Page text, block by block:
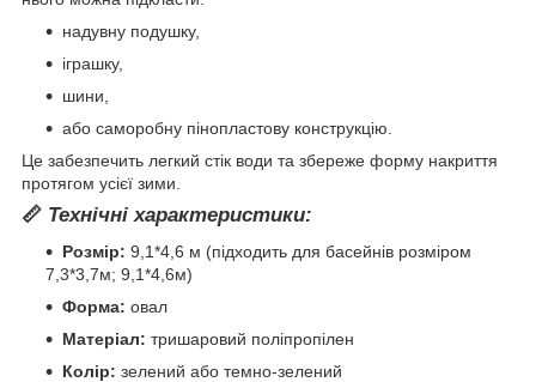
надувну подушку,
іграшку,
шини,
або саморобну пінопластову конструкцію.
Це забезпечить легкий стік води та збереже форму накриття
протягом усієї зими.
📏 Технічні характеристики:
Розмір: 9,1*4,6 м (підходить для басейнів розміром
7,3*3,7м; 9,1*4,6м)
Форма: овал
Матеріал: тришаровий поліпропілен
Колір: зелений або темно-зелений